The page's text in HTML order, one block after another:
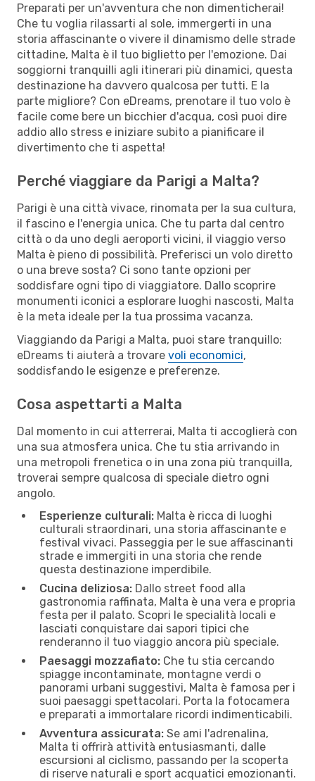
Preparati per un'avventura che non dimenticherai!
Che tu voglia rilassarti al sole, immergerti in una
storia affascinante o vivere il dinamismo delle strade
cittadine, Malta è il tuo biglietto per l'emozione. Dai
soggiorni tranquilli agli itinerari più dinamici, questa
destinazione ha davvero qualcosa per tutti. E la
parte migliore? Con eDreams, prenotare il tuo volo è
facile come bere un bicchier d'acqua, così puoi dire
addio allo stress e iniziare subito a pianificare il
divertimento che ti aspetta!
Perché viaggiare da Parigi a Malta?
Parigi è una città vivace, rinomata per la sua cultura,
il fascino e l'energia unica. Che tu parta dal centro
città o da uno degli aeroporti vicini, il viaggio verso
Malta è pieno di possibilità. Preferisci un volo diretto
o una breve sosta? Ci sono tante opzioni per
soddisfare ogni tipo di viaggiatore. Dallo scoprire
monumenti iconici a esplorare luoghi nascosti, Malta
è la meta ideale per la tua prossima vacanza.
Viaggiando da Parigi a Malta, puoi stare tranquillo:
eDreams ti aiuterà a trovare voli economici,
soddisfando le esigenze e preferenze.
Cosa aspettarti a Malta
Dal momento in cui atterrerai, Malta ti accoglierà con
una sua atmosfera unica. Che tu stia arrivando in
una metropoli frenetica o in una zona più tranquilla,
troverai sempre qualcosa di speciale dietro ogni
angolo.
Esperienze culturali: Malta è ricca di luoghi
culturali straordinari, una storia affascinante e
festival vivaci. Passeggia per le sue affascinanti
strade e immergiti in una storia che rende
questa destinazione imperdibile.
Cucina deliziosa: Dallo street food alla
gastronomia raffinata, Malta è una vera e propria
festa per il palato. Scopri le specialità locali e
lasciati conquistare dai sapori tipici che
renderanno il tuo viaggio ancora più speciale.
Paesaggi mozzafiato: Che tu stia cercando
spiagge incontaminate, montagne verdi o
panorami urbani suggestivi, Malta è famosa per i
suoi paesaggi spettacolari. Porta la fotocamera
e preparati a immortalare ricordi indimenticabili.
Avventura assicurata: Se ami l'adrenalina,
Malta ti offrirà attività entusiasmanti, dalle
escursioni al ciclismo, passando per la scoperta
di riserve naturali e sport acquatici emozionanti.